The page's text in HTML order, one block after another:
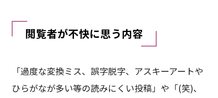
閲覧者が不快に思う内容
「過度な変換ミス、誤字脱字、アスキーアートや
ひらがなが多い等の読みにくい投稿」や「(笑)、